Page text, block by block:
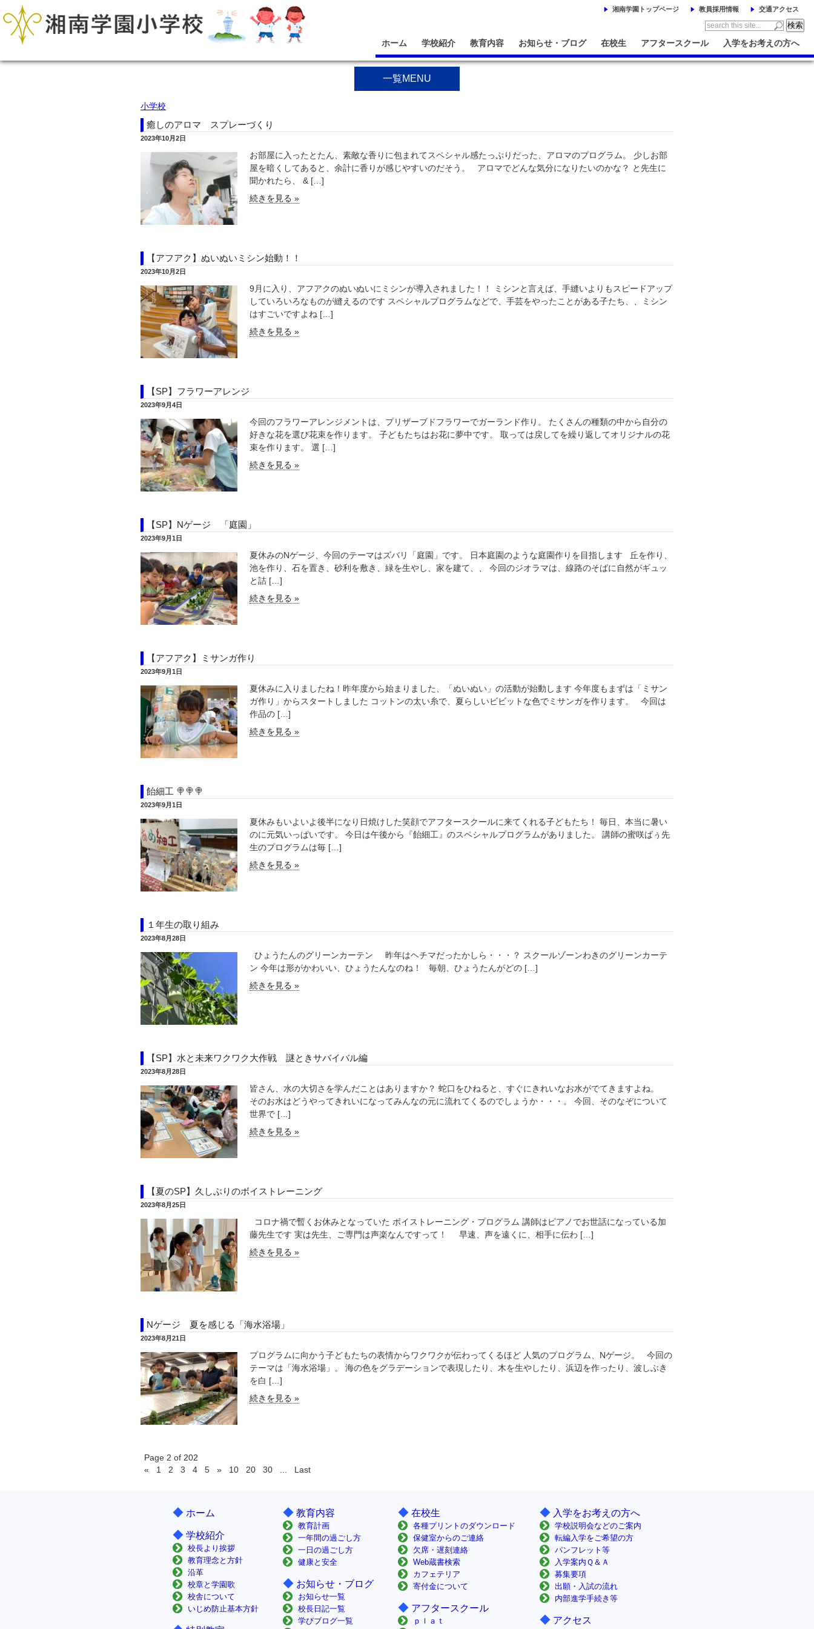
湘南学園トップページ 教員採用情報 交通アクセス
ホーム 学校紹介 教育内容 お知らせ・ブログ 在校生 アフタースクール 入学をお考えの方へ
一覧MENU
小学校
癒しのアロマ スプレーづくり
2023年10月2日
お部屋に入ったとたん、素敵な香りに包まれてスペシャル感たっぷりだった、アロマのプログラム。 少しお部
屋を暗くしてあると、余計に香りが感じやすいのだそう。 アロマでどんな気分になりたいのかな？ と先生に
聞かれたら、 & […]
続きを見る »
【アフアク】ぬいぬいミシン始動！！
2023年10月2日
9月に入り、アフアクのぬいぬいにミシンが導入されました！！ ミシンと言えば、手縫いよりもスピードアップ
していろいろなものが縫えるのです スペシャルプログラムなどで、手芸をやったことがある子たち、、ミシン
はすごいですよね […]
続きを見る »
【SP】フラワーアレンジ
2023年9月4日
今回のフラワーアレンジメントは、プリザーブドフラワーでガーランド作り。 たくさんの種類の中から自分の
好きな花を選び花束を作ります。 子どもたちはお花に夢中です。 取っては戻してを繰り返してオリジナルの花
束を作ります。 選 […]
続きを見る »
【SP】Nゲージ 「庭園」
2023年9月1日
夏休みのNゲージ、今回のテーマはズバリ「庭園」です。 日本庭園のような庭園作りを目指します 丘を作り、
池を作り、石を置き、砂利を敷き、緑を生やし、家を建て、、 今回のジオラマは、線路のそばに自然がギュッ
と詰 […]
続きを見る »
【アフアク】ミサンガ作り
2023年9月1日
夏休みに入りましたね！昨年度から始まりました、「ぬいぬい」の活動が始動します 今年度もまずは「ミサン
ガ作り」からスタートしました コットンの太い糸で、夏らしいビビットな色でミサンガを作ります。 今回は
作品の […]
続きを見る »
飴細工 🍭🍭🍭
2023年9月1日
夏休みもいよいよ後半になり日焼けした笑顔でアフタースクールに来てくれる子どもたち！ 毎日、本当に暑い
のに元気いっぱいです。 今日は午後から『飴細工』のスペシャルプログラムがありました。 講師の蜜咲ばぅ先
生のプログラムは毎 […]
続きを見る »
１年生の取り組み
2023年8月28日
ひょうたんのグリーンカーテン 昨年はヘチマだったかしら・・・？ スクールゾーンわきのグリーンカーテ
ン 今年は形がかわいい、ひょうたんなのね！ 毎朝、ひょうたんがどの […]
続きを見る »
【SP】水と未来ワクワク大作戦 謎ときサバイバル編
2023年8月28日
皆さん、水の大切さを学んだことはありますか？ 蛇口をひねると、すぐにきれいなお水がでてきますよね。
そのお水はどうやってきれいになってみんなの元に流れてくるのでしょうか・・・。 今回、そのなぞについて
世界で […]
続きを見る »
【夏のSP】久しぶりのボイストレーニング
2023年8月25日
コロナ禍で暫くお休みとなっていた ボイストレーニング・プログラム 講師はピアノでお世話になっている加
藤先生です 実は先生、ご専門は声楽なんですって！ 早速、声を遠くに、相手に伝わ […]
続きを見る »
Nゲージ 夏を感じる「海水浴場」
2023年8月21日
プログラムに向かう子どもたちの表情からワクワクが伝わってくるほど 人気のプログラム、Nゲージ。 今回の
テーマは「海水浴場」。 海の色をグラデーションで表現したり、木を生やしたり、浜辺を作ったり、波しぶき
を白 […]
続きを見る »
Page 2 of 202
«
1 2 3 4 5 » 10 20 30 Last
◆ ホーム
◆ 学校紹介
校長より挨拶
教育理念と方針
沿革
校章と学園歌
校舎について
いじめ防止基本方針
◆ 教育内容
教育計画
一年間の過ごし方
一日の過ごし方
健康と安全
◆ お知らせ・ブログ
お知らせ一覧
校長日記一覧
学びブログ一覧
◆ 在校生
各種プリントのダウンロード
保健室からのご連絡
欠席・遅刻連絡
Web蔵書検索
カフェテリア
寄付金について
◆ アフタースクール
ｐｌａｔ
◆ 入学をお考えの方へ
学校説明会などのご案内
転編入学をご希望の方
パンフレット等
入学案内Ｑ＆Ａ
募集要項
出願・入試の流れ
内部進学手続き等
◆ アクセス